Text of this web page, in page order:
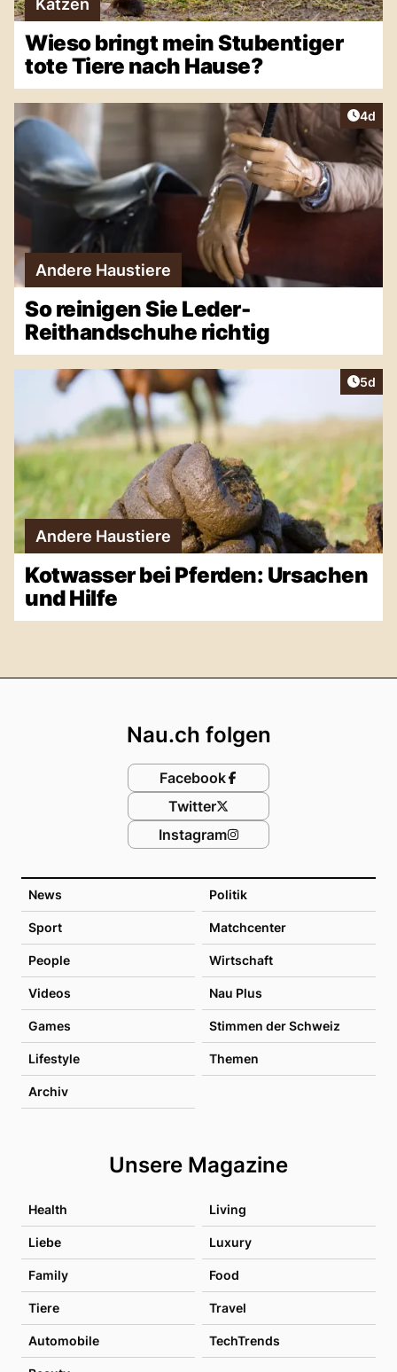
Katzen
Wieso bringt mein Stubentiger
tote Tiere nach Hause?
4d
Andere Haustiere
So reinigen Sie Leder-
Reithandschuhe richtig
5d
Andere Haustiere
Kotwasser bei Pferden: Ursachen
und Hilfe
News Politik
Sport Matchcenter
People Wirtschaft
Videos Nau Plus
Games Stimmen der Schweiz
Lifestyle Themen
Archiv
Unsere Magazine
Health Living
Liebe Luxury
Family Food
Tiere Travel
Automobile TechTrends
Nau.ch folgen
Facebook
Twitter
Instagram